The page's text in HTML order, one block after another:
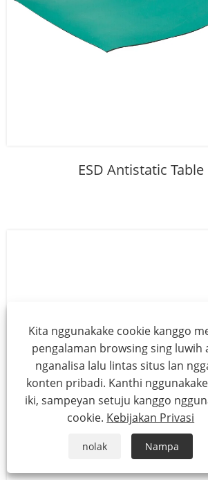
ESD Antistatic
Kita nggunakake cookie kanggo
pengalaman browsing sing luwih
nganalisa lalu lintas situs lan
konten pribadi. Kanthi
iki, sampeyan setuju kanggo
cookie. Kebijakan Privasi
nolak Nampa